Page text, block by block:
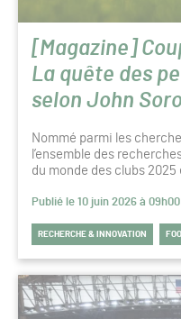
[Magazine]
La quête des
selon John
Nommé parmi les
l’ensemble des
du monde des clubs
Publié le 10 juin 2026 à 09h00
RECHERCHE & INNOVATION